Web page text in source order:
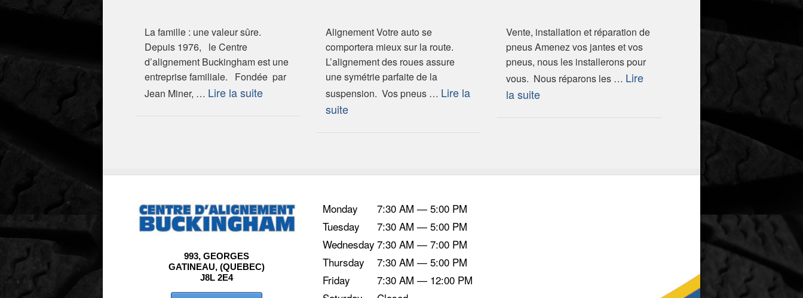
La famille : une valeur sûre.
Depuis 1976, le Centre
d’alignement Buckingham est une
entreprise familiale. Fondée par
Jean Miner, … Lire la suite
Alignement Votre auto se
comportera mieux sur la route.
L’alignement des roues assure
une symétrie parfaite de la
suspension. Vos pneus … Lire la
suite
Vente, installation et réparation de
pneus Amenez vos jantes et vos
pneus, nous les installerons pour
vous. Nous réparons les … Lire
la suite
993, GEORGES
GATINEAU, (QUEBEC)
J8L 2E4
Monday
7:30 AM — 5:00 PM
Tuesday
7:30 AM — 5:00 PM
Wednesday 7:30 AM — 7:00 PM
Thursday
7:30 AM — 5:00 PM
Friday
7:30 AM — 12:00 PM